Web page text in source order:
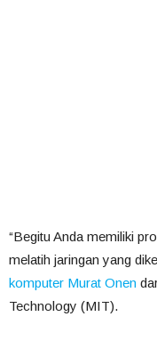
“Begitu Anda memiliki
melatih jaringan yang
komputer Murat Onen
Technology (MIT).